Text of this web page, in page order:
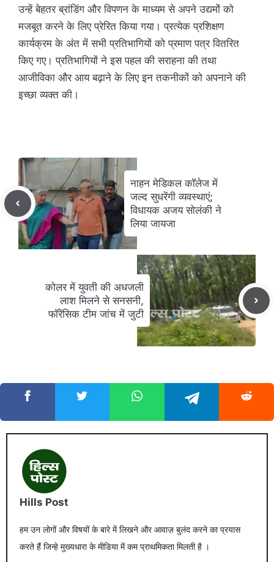
उन्हें बेहतर ब्रांडिंग और विपणन के माध्यम से अपने उद्यमों को
मजबूत करने के लिए प्रेरित किया गया। प्रत्येक प्रशिक्षण
कार्यक्रम के अंत में सभी प्रतिभागियों को प्रमाण पत्र वितरित
किए गए। प्रतिभागियों ने इस पहल की सराहना की तथा
आजीविका और आय बढ़ाने के लिए इन तकनीकों को अपनाने की
इच्छा व्यक्त की।
नाहन मेडिकल कॉलेज में
जल्द सुधरेंगी व्यवस्थाएं;
विधायक अजय सोलंकी ने
लिया जायजा
कोलर में युवती की अधजली
लाश मिलने से सनसनी,
फॉरेंसिक टीम जांच में जुटी
Hills Post
हम उन लोगों और विषयों के बारे में लिखने और आवाज़ बुलंद करने का प्रयास
करते हैं जिन्हे मुख्यधारा के मीडिया में कम प्राथमिकता मिलती है ।